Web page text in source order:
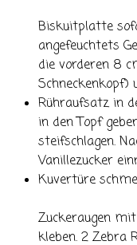
Biskuitplatte
angefeuchtets
die vorderen 8
Schneckenkopf)
Rühraufsatz in
in den Topf
steifschlagen.
Vanillezucker
Kuvertüre
Zuckeraugen
kleben. 2 Zebra